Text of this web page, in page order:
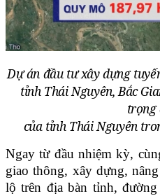
Dự án đầu tư xây dựng
tỉnh Thái Nguyên, Bắc
trọng
của tỉnh Thái Nguyên
Ngay từ đầu nhiệm kỳ,
giao thông, xây dựng,
lộ trên địa bàn tỉnh,